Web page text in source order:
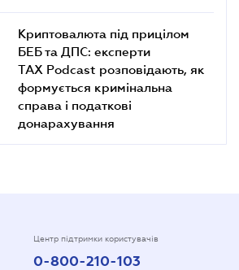
Криптовалюта під прицілом
БЕБ та ДПС: експерти
TAX Podcast розповідають, як
формується кримінальна
справа і податкові
донарахування
Центр підтримки користувачів
0-800-210-103